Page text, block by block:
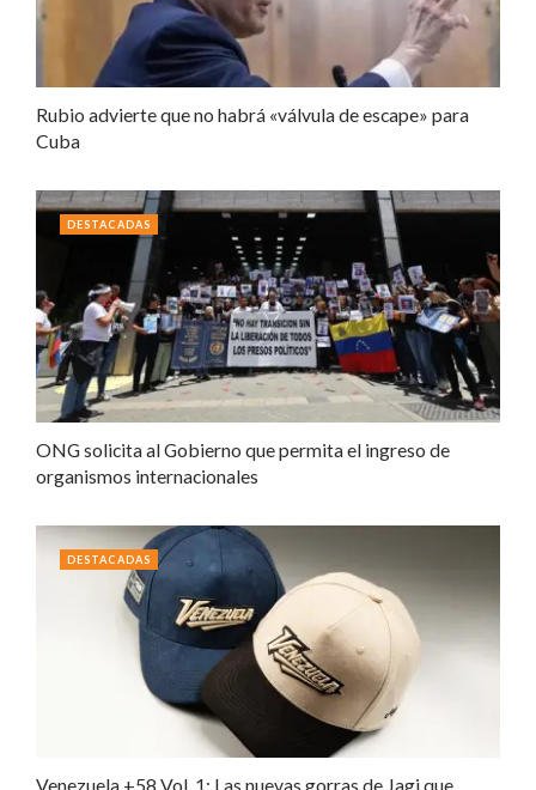
Rubio advierte que no habrá «válvula de escape» para
Cuba
ONG solicita al Gobierno que permita el ingreso de
organismos internacionales
DESTACADAS
Venezuela +58 Vol. 1: Las nuevas gorras de Jagi que
DESTACADAS